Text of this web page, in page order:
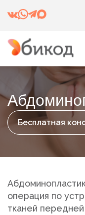
Бесплатная
операция по
тканей